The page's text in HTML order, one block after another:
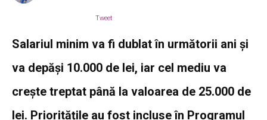
Tweet
Salariul minim va fi dublat în următorii ani și
va depăși 10.000 de lei, iar cel mediu va
crește treptat până la valoarea de 25.000 de
lei. Prioritățile au fost incluse în Programul